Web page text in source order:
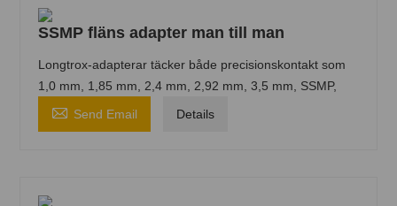
SSMP fläns adapter man till man
Longtrox-adapterar täcker både precisionskontakt som
1,0 mm, 1,85 mm, 2,4 mm, 2,92 mm, 3,5 mm, SSMP,
 Send Email Details